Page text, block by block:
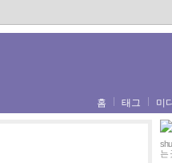
홈 태그 미
는